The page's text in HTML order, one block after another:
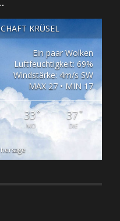
KRÜSEL
Ein paar Wolken
Luftfeuchtigkeit: 69%
Windstärke: 4m/s SW
MAX 27 • MIN 17
33°
MO
37°
DIE